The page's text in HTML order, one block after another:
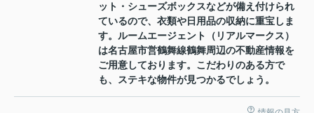
ット・シューズボックスなどが備え付けられ
ているので、衣類や日用品の収納に重宝しま
す。ルームエージェント（リアルマークス）
は名古屋市営鶴舞線鶴舞周辺の不動産情報を
ご用意しております。こだわりのある方で
も、ステキな物件が見つかるでしょう。